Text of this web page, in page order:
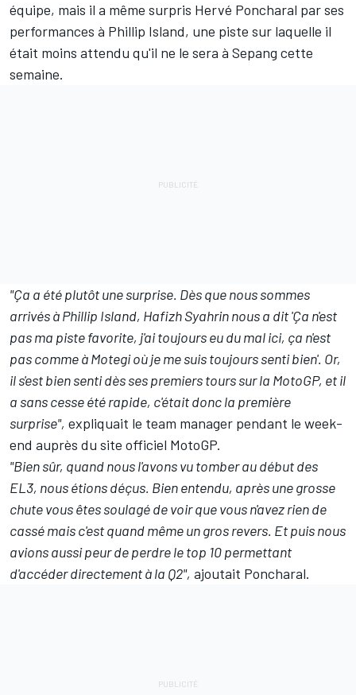
équipe, mais il a même surpris Hervé Poncharal par ses
performances à Phillip Island, une piste sur laquelle il
était moins attendu qu'il ne le sera à Sepang cette
semaine.
"Ça a été plutôt une surprise. Dès que nous sommes
arrivés à Phillip Island, Hafizh Syahrin nous a dit 'Ça n'est
pas ma piste favorite, j'ai toujours eu du mal ici, ça n'est
pas comme à Motegi où je me suis toujours senti bien'. Or,
il s'est bien senti dès ses premiers tours sur la MotoGP, et il
a sans cesse été rapide, c'était donc la première
surprise", expliquait le team manager pendant le week-
end auprès du site officiel MotoGP.
"Bien sûr, quand nous l'avons vu tomber au début des
EL3, nous étions déçus. Bien entendu, après une grosse
chute vous êtes soulagé de voir que vous n'avez rien de
cassé mais c'est quand même un gros revers. Et puis nous
avions aussi peur de perdre le top 10 permettant
d'accéder directement à la Q2", ajoutait Poncharal.